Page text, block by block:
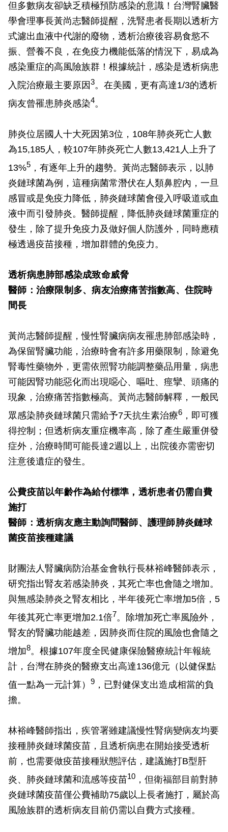
但多數病友卻缺乏積極預防感染的意識！台灣腎臟醫
學會理事長黃尚志醫師提醒，洗腎患者長期以透析方
式濾出血液中代謝的廢物，透析治療後容易食慾不
振、營養不良，在免疫力機能低落的情況下，易成為
感染重症的高風險族群！根據統計，感染是透析病患
入院治療最主要原因3。在美國，更有高達1/3的透析
病友曾罹患肺炎感染4。
肺炎位居國人十大死因第3位，108年肺炎死亡人數
為15,185人，較107年肺炎死亡人數13,421人上升了
13%5 ，有逐年上升的趨勢。黃尚志醫師表示，以肺
炎鏈球菌為例，這種病菌常潛伏在人類鼻腔內，一旦
感冒或是免疫力降低，肺炎鏈球菌會侵入呼吸道或血
液中而引發肺炎。醫師提醒，降低肺炎鏈球菌重症的
發生，除了提升免疫力及做好個人防護外，同時應積
極透過疫苗接種，增加群體的免疫力。
透析病患肺部感染成致命威脅
醫師：治療限制多、病友治療痛苦指數高、住院時
間長
黃尚志醫師提醒，慢性腎臟病病友罹患肺部感染時，
為保留腎臟功能，治療時會有許多用藥限制，除避免
腎毒性藥物外，更需依照腎功能調整藥品用量，病患
可能因腎功能惡化而出現噁心、嘔吐、痙攣、頭痛的
現象，治療痛苦指數極高。黃尚志醫師解釋，一般民
眾感染肺炎鏈球菌只需給予7天抗生素治療6 ，即可獲
得控制；但透析病友重症機率高，除了產生嚴重併發
症外，治療時間可能長達2週以上，出院後亦需密切
注意後遺症的發生。
公費疫苗以年齡作為給付標準，透析患者仍需自費
施打
醫師：透析病友應主動詢問醫師、護理師肺炎鏈球
菌疫苗接種建議
財團法人腎臟病防治基金會執行長林裕峰醫師表示，
研究指出腎友若感染肺炎，其死亡率也會隨之增加。
與無感染肺炎之腎友相比，半年後死亡率增加5倍，5
年後其死亡率更增加2.1倍7。除增加死亡率風險外，
腎友的腎臟功能越差，因肺炎而住院的風險也會隨之
增加8。根據107年度全民健康保險醫療統計年報統
計，台灣在肺炎的醫療支出高達136億元（以健保點
值一點為一元計算） 9 ，已對健保支出造成相當的負
擔。
林裕峰醫師指出，疾管署雖建議慢性腎病變病友均要
接種肺炎鏈球菌疫苗，且透析病患在開始接受透析
前，也需要做疫苗接種狀態評估，建議施打B型肝
炎、肺炎鏈球菌和流感等疫苗10 ，但衛福部目前對肺
炎鏈球菌疫苗僅公費補助75歲以上長者施打，屬於高
風險族群的透析病友目前仍需以自費方式接種。